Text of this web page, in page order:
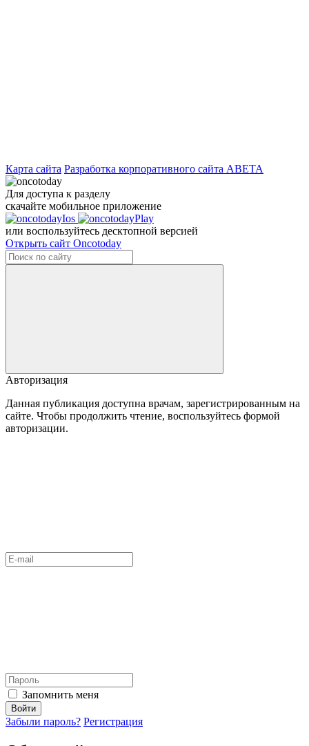
Карта сайта Разработка корпоративного сайта ABETA
Для доступа к разделу
скачайте мобильное приложение
или воспользуйтесь десктопной версией
Открыть сайт Oncotoday
Авторизация
Данная публикация доступна врачам, зарегистрированным на
сайте. Чтобы продолжить чтение, воспользуйтесь формой
авторизации.
Запомнить меня
Войти
Забыли пароль? Регистрация